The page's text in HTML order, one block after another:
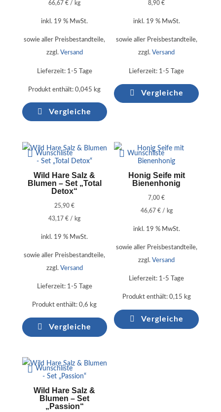
66,67€ / kg
inkl. 19 % MwSt.
sowie aller Preisbestandteile,
zzgl. Versand
Lieferzeit: 1-5 Tage
Produkt enthält: 0,045 kg
Vergleiche
8,90€
inkl. 19 % MwSt.
sowie aller Preisbestandteile,
zzgl. Versand
Lieferzeit: 1-5 Tage
Vergleiche
Wunschliste
Wild Hare Salz &
Blumen – Set „Total
Detox“
25,90€
43,17€ / kg
inkl. 19 % MwSt.
sowie aller Preisbestandteile,
zzgl. Versand
Lieferzeit: 1-5 Tage
Produkt enthält: 0,6 kg
Vergleiche
Wunschliste
Honig Seife mit
Bienenhonig
7,00€
46,67 €/ kg
inkl. 19 % MwSt.
sowie aller Preisbestandteile,
zzgl.Versand
Lieferzeit: 1-5 Tage
Produkt enthält: 0,15 kg
Vergleiche
Wunschliste
Wild Hare Salz &
Blumen – Set
„Passion“